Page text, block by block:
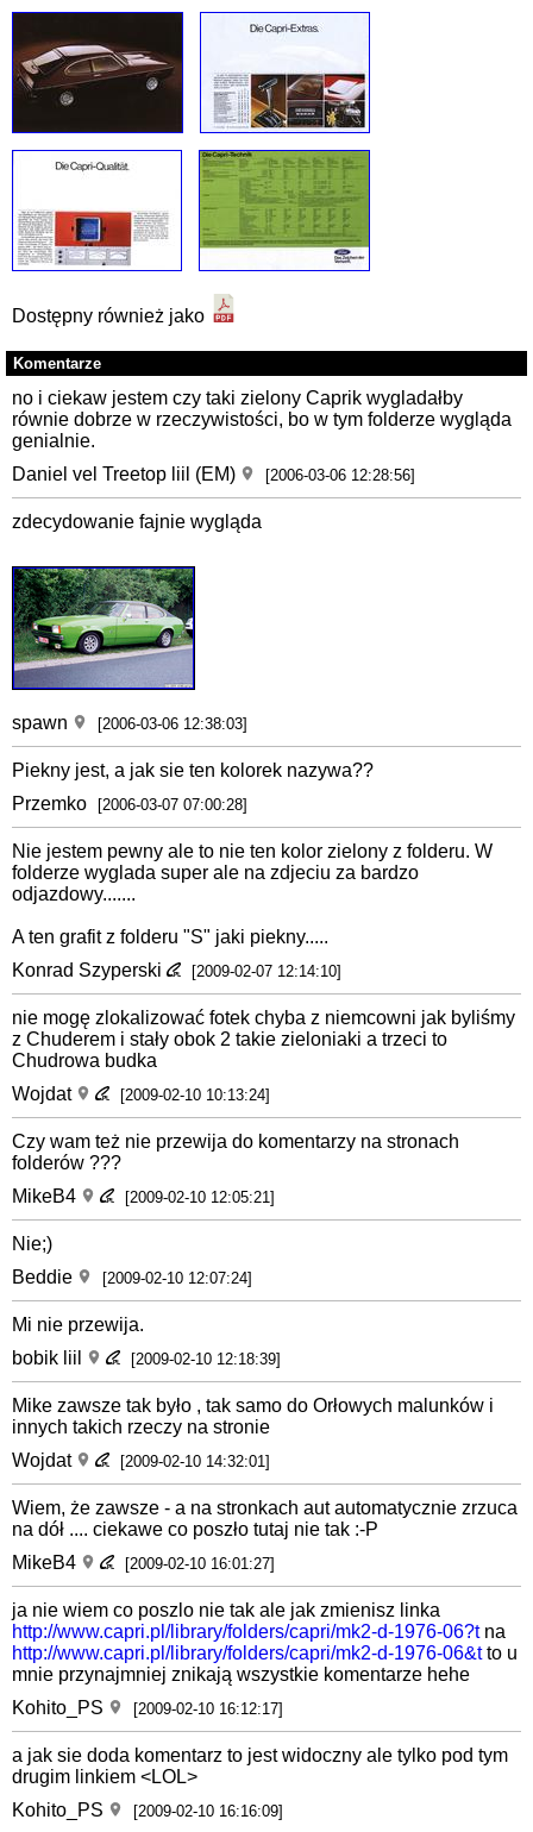
Dostępny również jako
Komentarze
no i ciekaw jestem czy taki zielony Caprik wygladałby
równie dobrze w rzeczywistości, bo w tym folderze wygląda
genialnie.
Daniel vel Treetop liil (EM)
[2006-03-06 12:28:56]
zdecydowanie fajnie wygląda
spawn [2006-03-06 12:38:03]
Piekny jest, a jak sie ten kolorek nazywa??
Przemko
[2006-03-07 07:00:28]
Nie jestem pewny ale to nie ten kolor zielony z folderu. W
folderze wyglada super ale na zdjeciu za bardzo
odjazdowy.......
A ten grafit z folderu "S" jaki piekny.....
Konrad Szyperski
[2009-02-07 12:14:10]
nie mogę zlokalizować fotek chyba z niemcowni jak byliśmy
z Chuderem i stały obok 2 takie zieloniaki a trzeci to
Chudrowa budka
Wojdat
[2009-02-10 10:13:24]
Czy wam też nie przewija do komentarzy na stronach
folderów ???
MikeB4
[2009-02-10 12:05:21]
Nie;)
Beddie
[2009-02-10 12:07:24]
Mi nie przewija.
bobik liil
[2009-02-10 12:18:39]
Mike zawsze tak było , tak samo do Orłowych malunków i
innych takich rzeczy na stronie
Wojdat
[2009-02-10 14:32:01]
Wiem, że zawsze - a na stronkach aut automatycznie zrzuca
na dół .... ciekawe co poszło tutaj nie tak :-P
MikeB4
[2009-02-10 16:01:27]
ja nie wiem co poszlo nie tak ale jak zmienisz linka
http://www.capri.pl/library/folders/capri/mk2-d-1976-06?tna
http://www.capri.pl/library/folders/capri/mk2-d-1976-06&tto u
mnie przynajmniej znikają wszystkie komentarze hehe
Kohito_PS
[2009-02-10 16:12:17]
a jak sie doda komentarz to jest widoczny ale tylko pod tym
drugim linkiem <LOL>
Kohito_PS
[2009-02-10 16:16:09]